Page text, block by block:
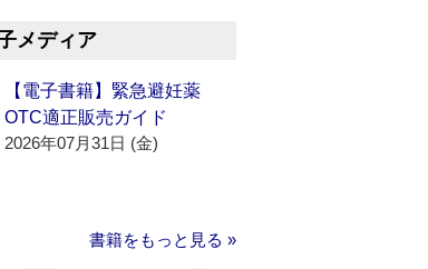
メディア
【電子書籍】緊急避妊薬
OTC適正販売ガイド
2026年07月31日 (金)
書籍をもっと見る »